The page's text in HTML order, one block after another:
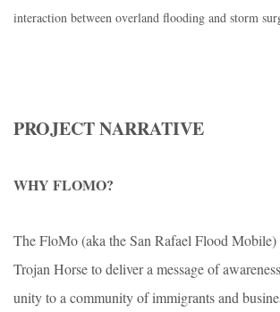
interaction between overland flooding and storm
PROJECT NARRATIVE
WHY FLOMO?
The FloMo (aka the San Rafael Flood Mobile)
Trojan Horse to deliver a message of
unity to a community of immigrants and